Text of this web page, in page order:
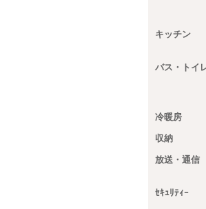
キッチン
バス・トイ
冷暖房
収納
放送・通信
ｾｷｭﾘﾃｨｰ